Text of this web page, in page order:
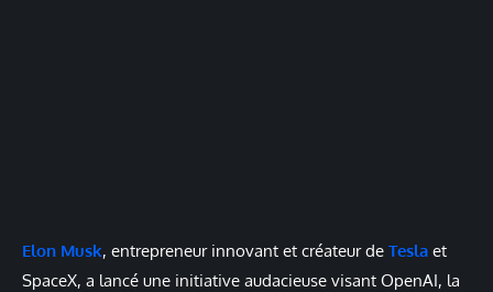
Elon Musk, entrepreneur innovant et créateur de Tesla et
SpaceX, a lancé une initiative audacieuse visant OpenAI, la